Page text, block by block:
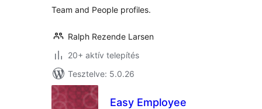
Team and People profiles.
Ralph Rezende Larsen
20+ aktív telepítés
Tesztelve: 5.0.26
Easy Employee